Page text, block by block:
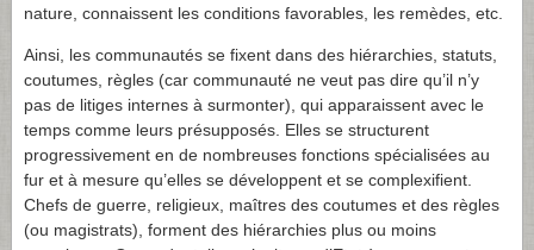
nature, connaissent les conditions favorables, les remèdes, etc.
Ainsi, les communautés se fixent dans des hiérarchies, statuts,
coutumes, règles (car communauté ne veut pas dire qu’il n’y
pas de litiges internes à surmonter), qui apparaissent avec le
temps comme leurs présupposés. Elles se structurent
progressivement en de nombreuses fonctions spécialisées au
fur et à mesure qu’elles se développent et se complexifient.
Chefs de guerre, religieux, maîtres des coutumes et des règles
(ou magistrats), forment des hiérarchies plus ou moins